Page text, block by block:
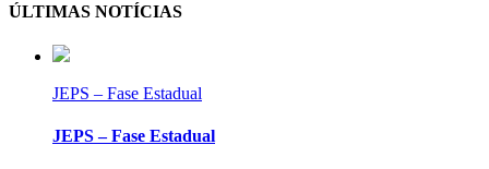
ÚLTIMAS NOTÍCIAS
JEPS – Fase Estadual
JEPS – Fase Estadual